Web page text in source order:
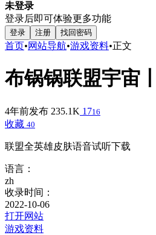
未登录
登录后即可体验更多功能
登录 注册 找回密码
首页•网站导航•游戏资料•正文
布锅锅联盟宇宙
4年前发布 235.1K 1716
收藏 40
联盟全英雄皮肤语音试听下载
语言：
zh
收录时间：
2022-10-06
打开网站
游戏资料